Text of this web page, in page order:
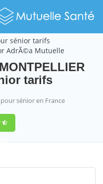
sénior tarifs
AdrÃ©a Mutuelle
tarifs
sénior en France
452